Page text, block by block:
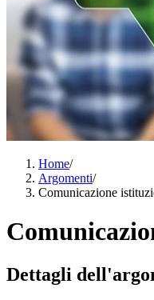
Home/
Argomenti/
Comunicazione
Dettagli